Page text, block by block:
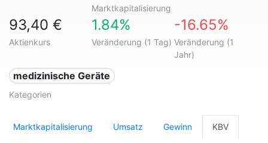
Marktkapitalisierung
93,40 €
Aktienkurs
1.84%
Veränderung (1 Tag)
-16.65%
Veränderung (1
Jahr)
medizinische Geräte
Kategorien
Marktkapitalisierung Umsatz Gewinn KBV